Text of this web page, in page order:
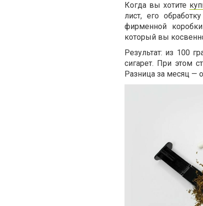
Когда вы хотите
лист, его
фирменной
который вы
Результат: из 100
сигарет. При этом
Разница за месяц —